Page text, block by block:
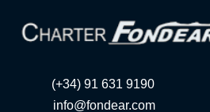
(+34) 91 631 9190
info@fondear.com